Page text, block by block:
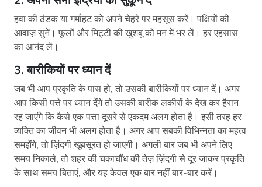
हवा की ठंडक या गर्माहट को अपने चेहरे पर महसूस करें। पक्षियों की
आवाज़ सुनें। फूलों और मिट्टी की खुशबू को मन में भर लें। हर एहसास
का आनंद लें।
3. बारीकियों पर ध्यान दें
जब भी आप प्रकृति के पास हो, तो उसकी बारीकियों पर ध्यान दें। अगर
आप किसी पत्ते पर ध्यान देंगे तो उसकी बारीक लकीरों के देख कर हैरान
रह जाएंगे कि कैसे एक पत्ता दूसरे से एकदम अलग होता है। इसी तरह हर
व्यक्ति का जीवन भी अलग होता है। अगर आप सबकी विभिन्नता का महत्व
समझेंगे, तो ज़िंदगी खूबसूरत हो जाएगी। अगली बार जब भी अपने लिए
समय निकाले, तो शहर की चकाचौंध की तेज़ ज़िंदगी से दूर जाकर प्रकृति
के साथ समय बिताएं, और यह केवल एक बार नहीं बार-बार करें।